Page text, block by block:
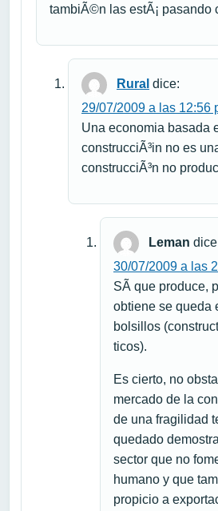
tambiÃ©n las estÃ¡ pasando
Rural dice:
29/07/2009 a las 12:56
Una economia basada
construcciÃ³in no es
construcciÃ³n no
Leman
30/07/2009 a las
SÃ­ que produce,
obtiene se queda
bolsillos
ticos).
Es cierto, no
mercado de la
de una fragilidad
quedado
sector que no
humano y que
propicio a